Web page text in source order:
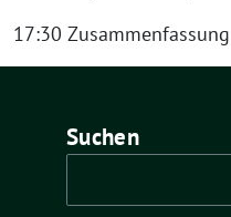
17:30
Suchen